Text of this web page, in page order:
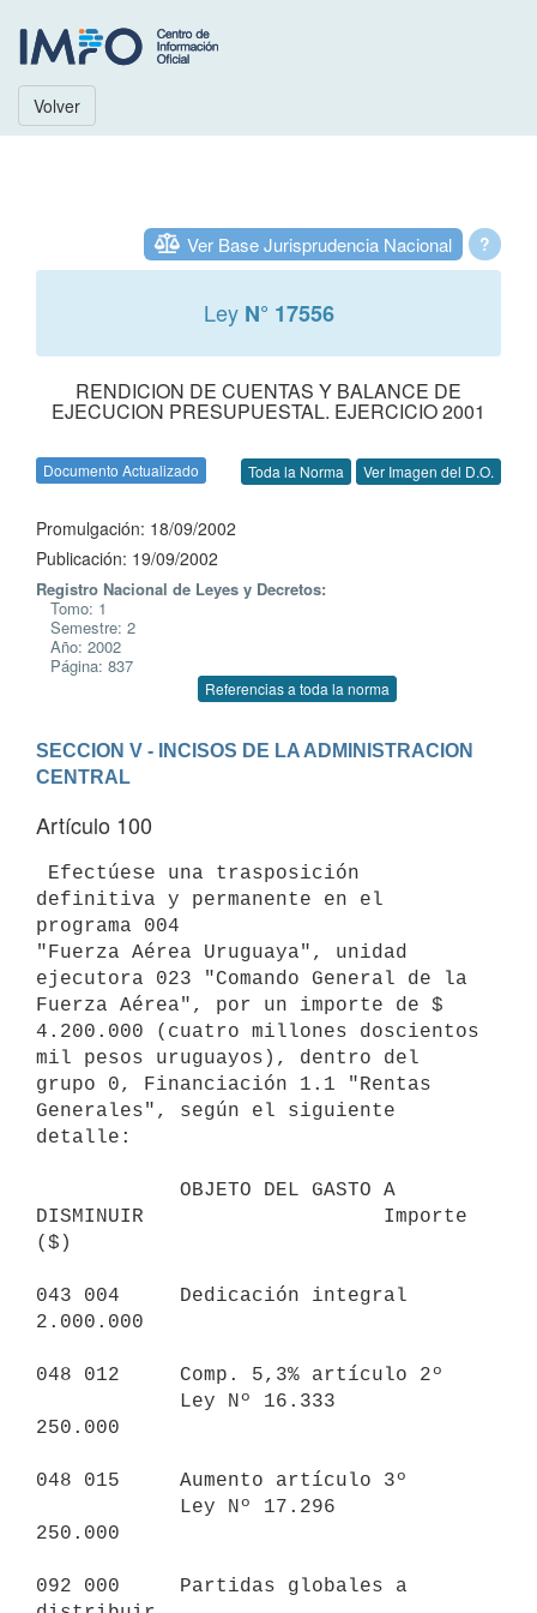
Volver
?
Ver Base Jurisprudencia Nacional
Ley N° 17556
RENDICION DE CUENTAS Y BALANCE DE
EJECUCION PRESUPUESTAL. EJERCICIO 2001
Documento Actualizado Toda la Norma Ver Imagen del D.O.
Promulgación: 18/09/2002
Publicación: 19/09/2002
Registro Nacional de Leyes y Decretos:
Tomo: 1
Semestre: 2
Año: 2002
Página: 837
Referencias a toda la norma
SECCION V - INCISOS DE LA ADMINISTRACION
CENTRAL
Artículo 100
definitiva y permanente en el
programa 004
"Fuerza Aérea Uruguaya", unidad
ejecutora 023 "Comando General de la
Fuerza Aérea", por un importe de $
4.200.000 (cuatro millones doscientos
mil pesos uruguayos), dentro del
grupo 0, Financiación 1.1 "Rentas
Generales", según el siguiente
detalle:
DISMINUIR                    Importe
($)
043 004     Dedicación integral
2.000.000
048 012     Comp. 5,3% artículo 2º
250.000
048 015     Aumento artículo 3º
250.000
092 000     Partidas globales a